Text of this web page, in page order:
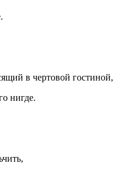
в чертовой гостиной,
нигде.